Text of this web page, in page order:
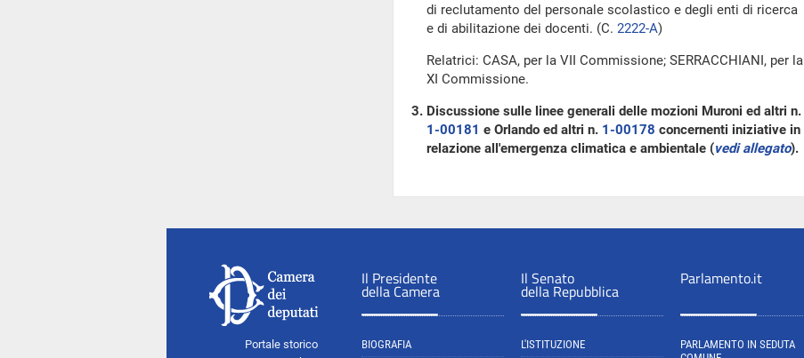
di reclutamento del personale scolastico e degli enti di ricerca
e di abilitazione dei docenti. (C. 2222-A​)
Relatrici: CASA, per la VII Commissione; SERRACCHIANI, per la
XI Commissione.
Discussione sulle linee generali delle mozioni Muroni ed altri n.
1-00181 e Orlando ed altri n. 1-00178 concernenti iniziative in
relazione all'emergenza climatica e ambientale (vedi allegato).
Portale storico
Il Presidente
della Camera
BIOGRAFIA
Il Senato
della Repubblica
L'ISTITUZIONE
Parlamento.it
PARLAMENTO IN SEDUTA